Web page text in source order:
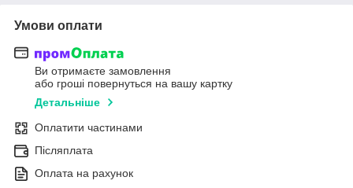
Умови оплати
Ви отримаєте замовлення
або гроші повернуться на вашу картку
Детальніше
Оплатити частинами
Післяплата
Оплата на рахунок